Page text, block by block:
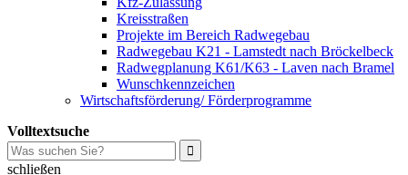
Kreisstraßen
Projekte im Bereich Radwegebau
Radwegebau K21 - Lamstedt nach Bröckelbeck
Radwegplanung K61/K63 - Laven nach Bramel
Wunschkennzeichen
Wirtschaftsförderung/ Förderprogramme
Volltextsuche
schließen